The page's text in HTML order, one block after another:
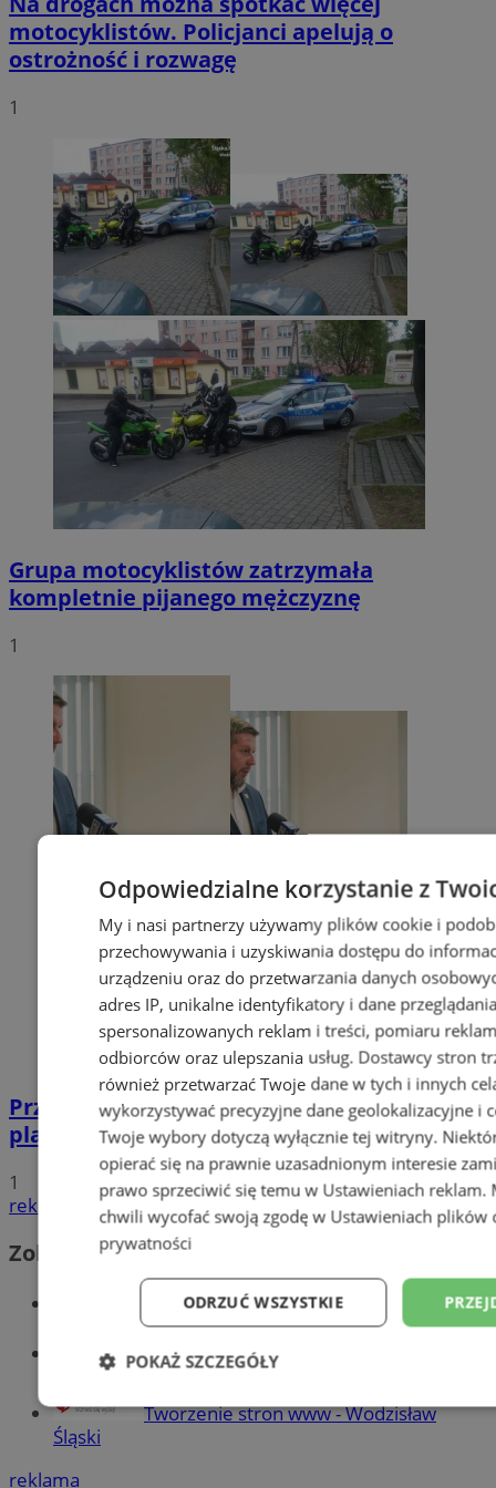
motocyklistów. Policjanci apelują o
ostrożność i rozwagę
1
Grupa motocyklistów zatrzymała
kompletnie pijanego mężczyznę
1
Przyszłość Wodzisławia Śląskiego:
planowane inwestycje na 2025 rok
1
reklama
Zobacz również
Wiadomości kryminalne w Wodzisławiu
Wiadomości lokalne
Tworzenie stron www - Wodzisław
Śląski
reklama
Odpowiedzialne korzystanie z
My i nasi partnerzy używamy plików cookie i
przechowywania i uzyskiwania dostępu do
urządzeniu oraz do przetwarzania danych
adres IP, unikalne identyfikatory i dane
spersonalizowanych reklam i treści, pomiaru
odbiorców oraz ulepszania usług. Dostawcy stron
również przetwarzać Twoje dane w tych i innych
wykorzystywać precyzyjne dane geolokalizacyjne i
Twoje wybory dotyczą wyłącznie tej witryny.
opierać się na prawnie uzasadnionym interesie
prawo sprzeciwić się temu w Ustawieniach reklam.
chwili wycofać swoją zgodę w Ustawieniach plików
prywatności
ODRZUĆ WSZYSTKIE
POKAŻ SZCZEGÓŁY
Niezbędne Wydajność